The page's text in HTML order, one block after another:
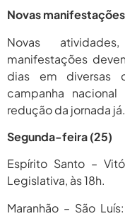
Novas
Novas
manifestações
dias em diversas
campanha
redução da jornada já.
Segunda-feira (25)
Espírito Santo –
Legislativa, às 18h.
Maranhão – São